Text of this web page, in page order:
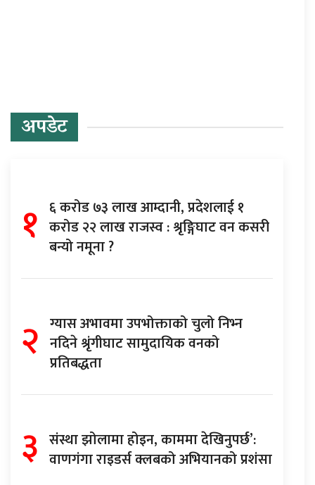
अपडेट
१ ६ करोड ७३ लाख आम्दानी, प्रदेशलाई १
करोड २२ लाख राजस्व : श्रृङ्गिघाट वन कसरी
बन्यो नमूना ?
२ ग्यास अभावमा उपभोक्ताको चुलो निभ्न
नदिने श्रृंगीघाट सामुदायिक वनको
प्रतिबद्धता
३ संस्था झोलामा होइन, काममा देखिनुपर्छ’:
वाणगंगा राइडर्स क्लबको अभियानको प्रशंसा